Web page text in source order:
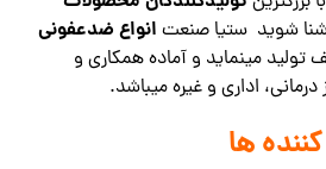
شوید ستیا صنعت انواع ضدعفونی
مینماید و آماده همکاری و
اداری و غیره میباشد.
ها